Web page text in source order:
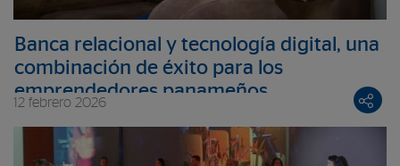
Banca relacional y tecnología digital, una
combinación de éxito para los
emprendedores panameños
12 febrero 2026